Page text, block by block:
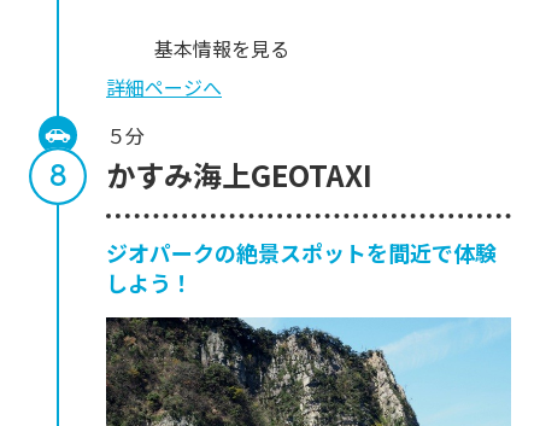
基本情報を見る
詳細ページへ
５分
かすみ海上GEOTAXI
ジオパークの絶景スポットを間近で体験
しよう！